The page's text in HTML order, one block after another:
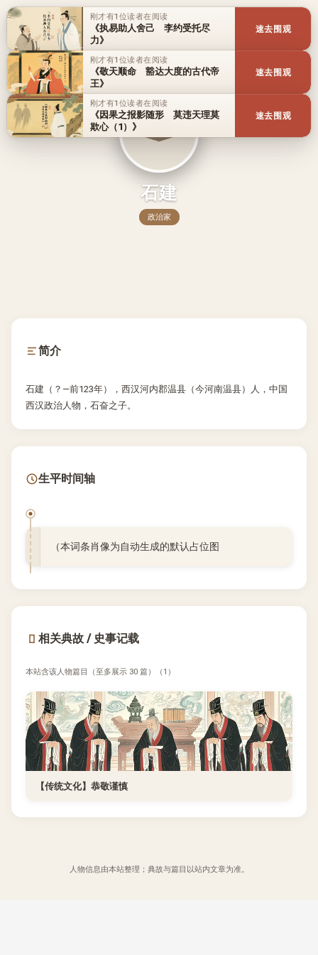
石建
政治家
简介
石建（？—前123年），西汉河内郡温县（今河南温县）人，中国
西汉政治人物，石奋之子。
生平时间轴
（本词条肖像为自动生成的默认占位图
相关典故 / 史事记载
本站含该人物篇目（至多展示 30 篇）（1）
【传统文化】恭敬谨慎
人物信息由本站整理；典故与篇目以站内文章为准。
刚才有1位读者在阅读
《执易助人舍己 李约受托尽
力》
速去围观
刚才有1位读者在阅读
《敬天顺命 豁达大度的古代帝
王》
速去围观
刚才有1位读者在阅读
《因果之报影随形 莫违天理莫
欺心（1）》
速去围观